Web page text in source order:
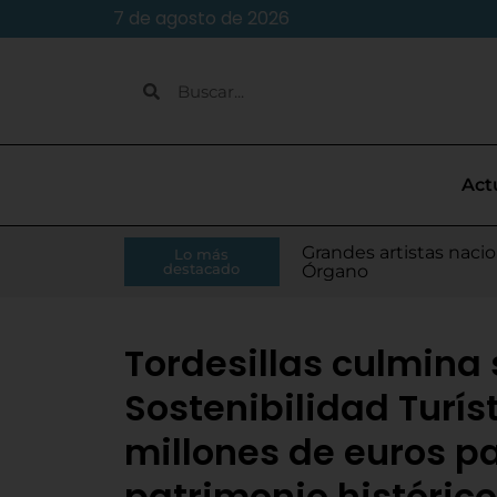
7 de agosto de 2026
Lo más
destacado
Caja Rural de
RFEF
Villamarciel da
Grandes artistas
Órgano
Continúa la venta de
El presidente de la
Monge
Todo listo para el
Tordesillas refuerza
El Pleno de
Moisés Ramírez
para el Europeo
IU-APT plantea ocho
Tordesillas culmina
Sostenibilidad
millones de euros